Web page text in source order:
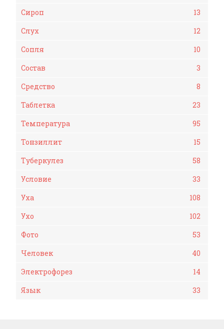
Сироп
13
Слух
12
Сопля
10
Состав
3
Средство
8
Таблетка
23
Температура
95
Тонзиллит
15
Туберкулез
58
Условие
33
Уха
108
Ухо
102
Фото
53
Человек
40
Электрофорез
14
Язык
33